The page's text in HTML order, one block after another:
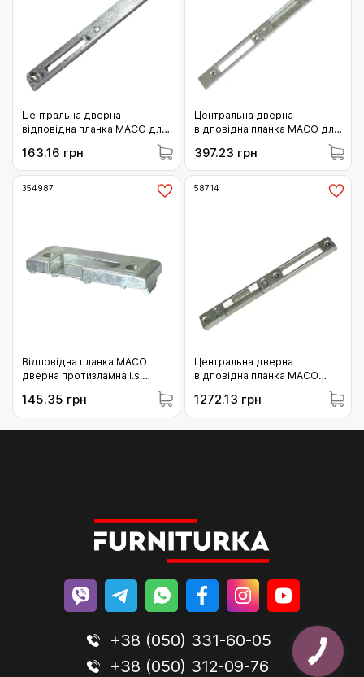
Центральна дверна
відповідна планка MACO для
дерева 13 мм система 4 мм
фальцлюфта врізна ліва
(209908)
163.16 грн
Центральна дверна
відповідна планка MACO для
алюмінію 9 системи з 14мм
пазом рами універсальна
притиск 0.5 мм (212820)
397.23 грн
354987
Відповідна планка MACO
дверна протизламна i.s.
фурнітурний паз) (354987)
145.35 грн
58714
Центральна дверна
відповідна планка MACO
паз) права ZAMAK притиск -1
мм (58714)
1272.13 грн
+38 (050) 331-60-05
+38 (050) 312-09-76